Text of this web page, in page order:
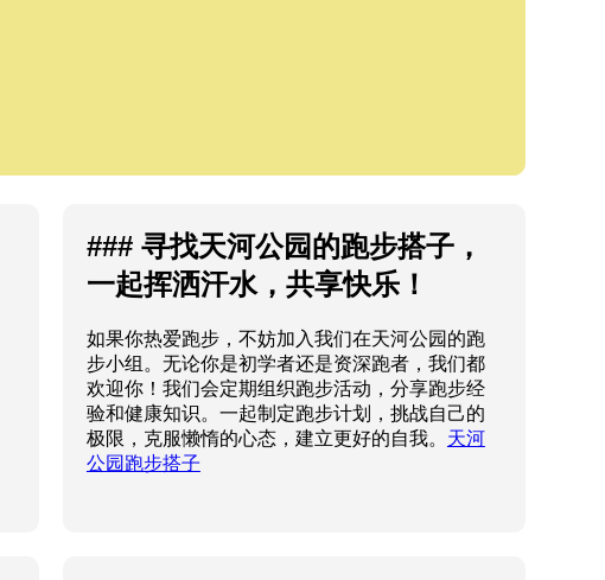
### 寻找天河公园的跑步搭子，
一起挥洒汗水，共享快乐！
如果你热爱跑步，不妨加入我们在天河公园的跑
步小组。无论你是初学者还是资深跑者，我们都
欢迎你！我们会定期组织跑步活动，分享跑步经
验和健康知识。一起制定跑步计划，挑战自己的
极限，克服懒惰的心态，建立更好的自我。 天河
公园跑步搭子